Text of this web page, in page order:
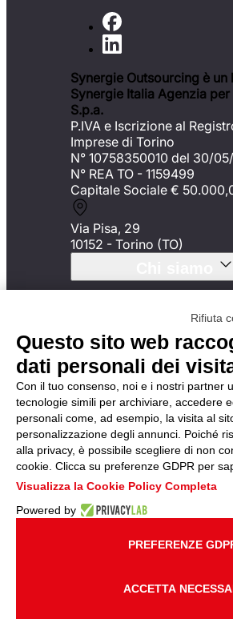
Synergie Outsourcing è un
Synergie Italia Agenzia
S.p.a.
P.IVA e Iscrizione al
Imprese di Torino
N° 10758350010 del 30/
N° REA TO - 1159499
Capitale Sociale €
Via Pisa, 29
10152 - Torino (TO)
Certificazioni
Etica e Trasparenza
Le nostre
Logistica & Handling
Facility Management &
Cleaning
Marketing & Events
Office & BPO
Modifica preferenze cookie
Rifiuta
Questo sito web
dati personali dei
Con il tuo consenso, noi e i nostri partner
tecnologie simili per archiviare, accedere
personali come, ad esempio, la visita al
personalizzazione degli annunci. Poiché
alla privacy, è possibile scegliere di non
cookie. Clicca su preferenze GDPR per
Visualizza la Cookie Policy Completa
Powered by
ACCETTA
PREFERENZE